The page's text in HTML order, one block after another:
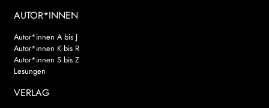
AUTOR*INNEN
Autor*innen A bis J
Autor*innen K bis R
Autor*innen S bis Z
Lesungen
VERLAG